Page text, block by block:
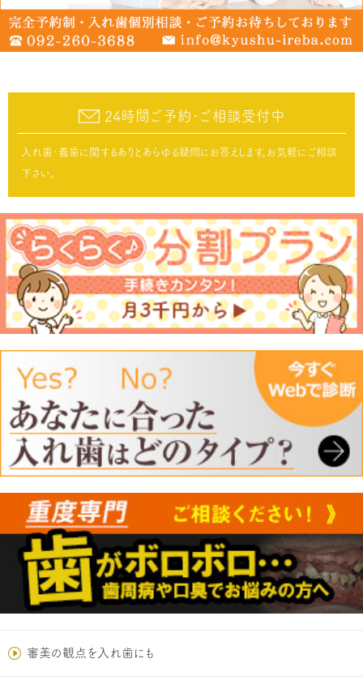
24時間ご予約･ご相談受付中
入れ歯･義歯に関するありとあらゆる疑問にお答えします。お気軽にご相談
下さい。
審美の観点を入れ歯にも